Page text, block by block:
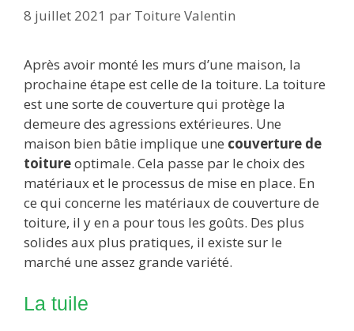
8 juillet 2021 par Toiture Valentin
Après avoir monté les murs d’une maison, la
prochaine étape est celle de la toiture. La toiture
est une sorte de couverture qui protège la
demeure des agressions extérieures. Une
maison bien bâtie implique une couverture de
toitureoptimale. Cela passe par le choix des
matériaux et le processus de mise en place. En
ce qui concerne les matériaux de couverture de
toiture, il y en a pour tous les goûts. Des plus
solides aux plus pratiques, il existe sur le
marché une assez grande variété.
La tuile